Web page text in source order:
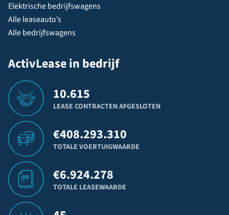
Elektrische bedrijfswagens
Alle leaseauto’s
Alle bedrijfswagens
ActivLease in bedrijf
10.615
LEASE CONTRACTEN AFGESLOTEN
€408.293.310
TOTALE VOERTUIGWAARDE
€6.924.278
TOTALE LEASEWAARDE